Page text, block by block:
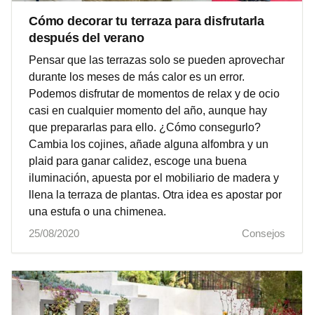
Cómo decorar tu terraza para disfrutarla
después del verano
Pensar que las terrazas solo se pueden aprovechar
durante los meses de más calor es un error.
Podemos disfrutar de momentos de relax y de ocio
casi en cualquier momento del año, aunque hay
que prepararlas para ello. ¿Cómo consegurlo?
Cambia los cojines, añade alguna alfombra y un
plaid para ganar calidez, escoge una buena
iluminación, apuesta por el mobiliario de madera y
llena la terraza de plantas. Otra idea es apostar por
una estufa o una chimenea.
25/08/2020
Consejos